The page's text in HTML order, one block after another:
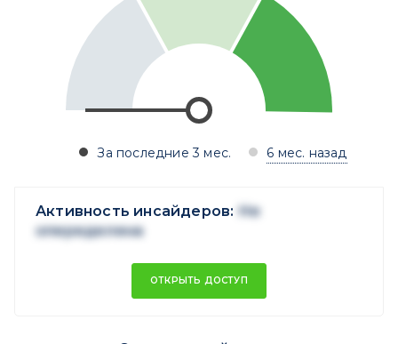
За последние 3 мес. 6 мес. назад
Активность инсайдеров: Не
опеределена
ОТКРЫТЬ ДОСТУП